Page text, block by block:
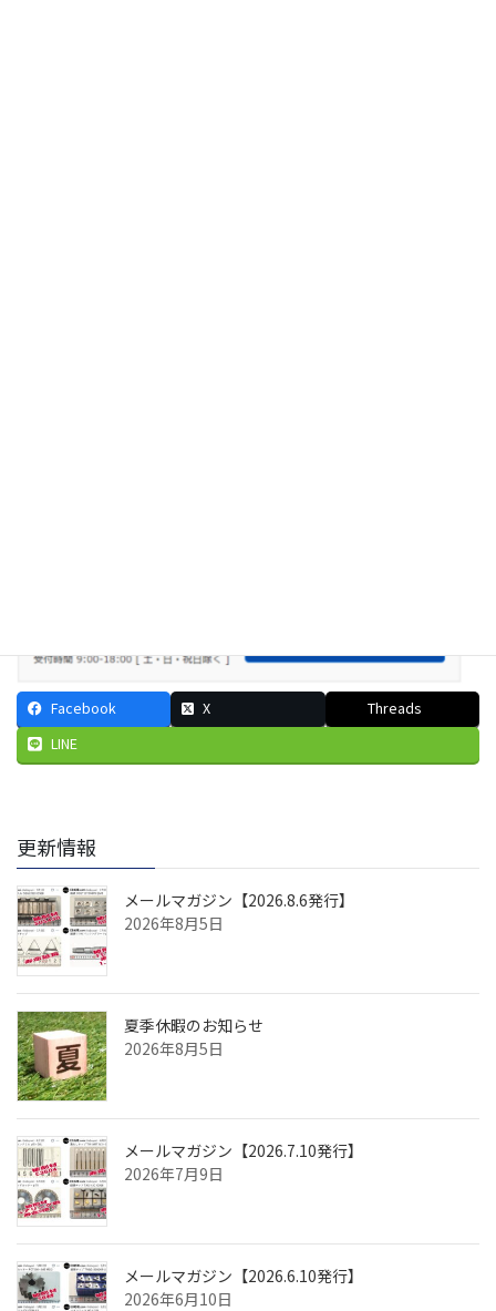
Facebook X
Threads
LINE
更新情報
メールマガジン【2026.8.6発行】
2026年8月5日
夏季休暇のお知らせ
2026年8月5日
メールマガジン【2026.7.10発行】
2026年7月9日
メールマガジン【2026.6.10発行】
2026年6月10日